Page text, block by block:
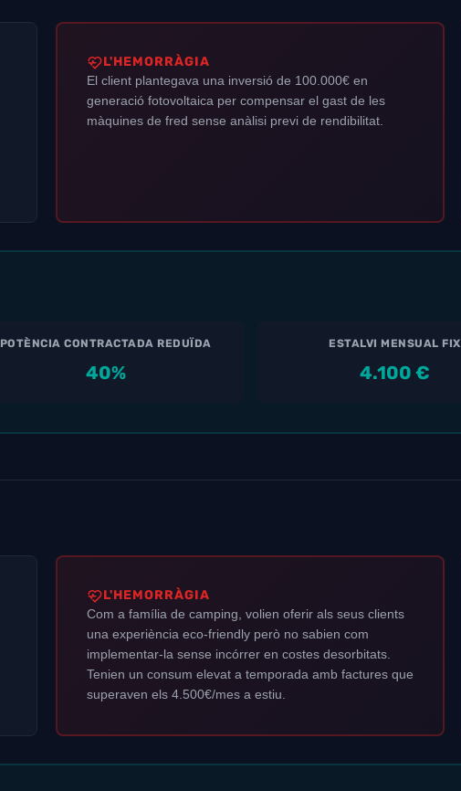
L'HEMORRÀGIA
El client plantegava una inversió de 100.000€ en
generació fotovoltaica per compensar el gast de les
màquines de fred sense anàlisi previ de rendibilitat.
POTÈNCIA CONTRACTADA REDUÏDA
40%
ESTALVI MENSUAL FIX
4.100 €
L'HEMORRÀGIA
Com a família de camping, volien oferir als seus clients
una experiència eco-friendly però no sabien com
implementar-la sense incórrer en costes desorbitats.
Tenien un consum elevat a temporada amb factures que
superaven els 4.500€/mes a estiu.